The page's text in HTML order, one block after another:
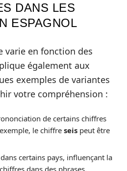
DANS LES
ESPAGNOL
varie en fonction des
également aux
exemples de variantes
votre compréhension :
de certains chiffres
le chiffre seis peut être
dans certains pays, influençant la
dans des phrases.